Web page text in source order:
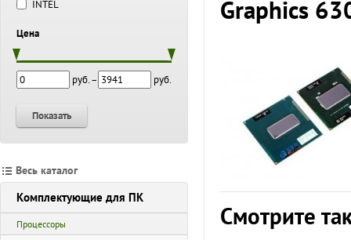
INTEL
Цена
руб. – руб.
Показать
Весь каталог
Комплектующие для ПК
Процессоры
Graphics
Смотрите